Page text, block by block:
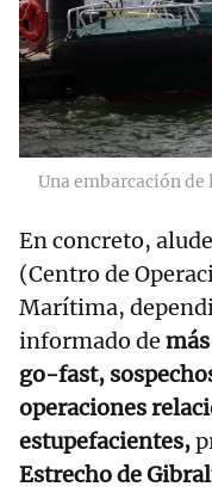
Una embarcación
En concreto,
(Centro de
Marítima,
informado de
go-fast,
operaciones
estupefacientes,
Estrecho de